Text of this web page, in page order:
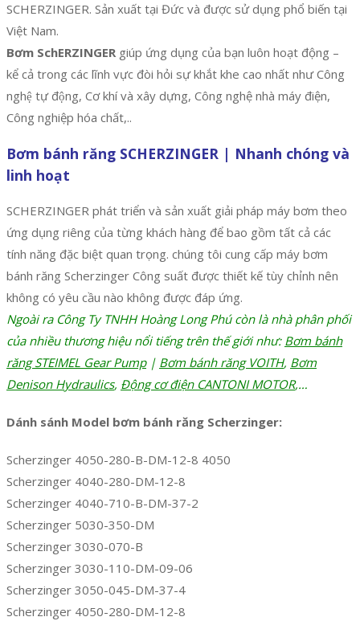
SCHERZINGER. Sản xuất tại Đức và được sử dụng phổ biến tại
Việt Nam.
Bơm SchERZINGER giúp ứng dụng của bạn luôn hoạt động –
kể cả trong các lĩnh vực đòi hỏi sự khắt khe cao nhất như Công
nghệ tự động, Cơ khí và xây dựng, Công nghệ nhà máy điện,
Công nghiệp hóa chất,..
Bơm bánh răng SCHERZINGER | Nhanh chóng và
linh hoạt
SCHERZINGER phát triển và sản xuất giải pháp máy bơm theo
ứng dụng riêng của từng khách hàng để bao gồm tất cả các
tính năng đặc biệt quan trọng. chúng tôi cung cấp máy bơm
bánh răng Scherzinger Công suất được thiết kế tùy chỉnh nên
không có yêu cầu nào không được đáp ứng.
Ngoài ra Công Ty TNHH Hoàng Long Phú còn là nhà phân phối
của nhiều thương hiệu nổi tiếng trên thế giới như: Bơm bánh
răng STEIMEL Gear Pump| Bơm bánh răng VOITH, Bơm
Denison Hydraulics, Động cơ điện CANTONI MOTOR,…
Dánh sánh Model bơm bánh răng Scherzinger:
Scherzinger 4050-280-B-DM-12-8 4050
Scherzinger 4040-280-DM-12-8
Scherzinger 4040-710-B-DM-37-2
Scherzinger 5030-350-DM
Scherzinger 3030-070-B
Scherzinger 3030-110-DM-09-06
Scherzinger 3050-045-DM-37-4
Scherzinger 4050-280-DM-12-8